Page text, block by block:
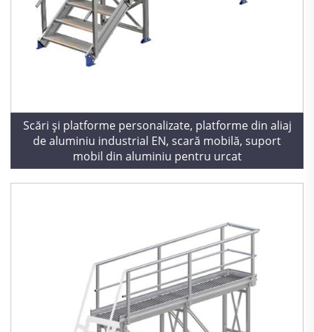
Scări și platforme personalizate, platforme din aliaj
de aluminiu industrial EN, scară mobilă, suport
mobil din aluminiu pentru urcat